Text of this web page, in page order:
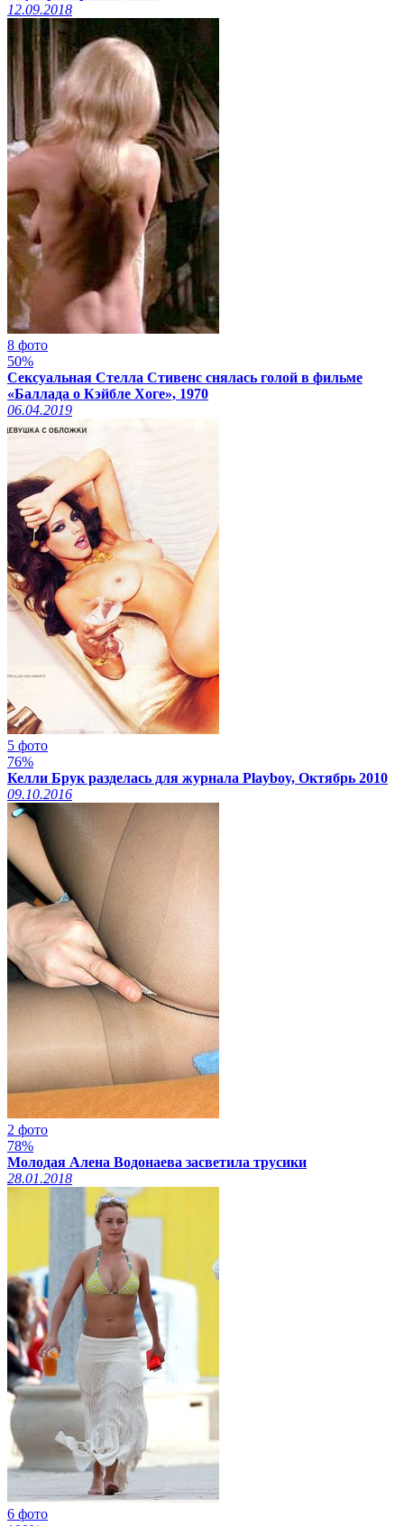
12.09.2018
8 фото
50%
Сексуальная Стелла Стивенс снялась голой в фильме
«Баллада о Кэйбле Хоге», 1970
06.04.2019
5 фото
76%
Келли Брук разделась для журнала Playboy, Октябрь 2010
09.10.2016
2 фото
78%
Молодая Алена Водонаева засветила трусики
28.01.2018
6 фото